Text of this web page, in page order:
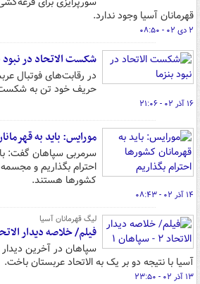
قهرمانان آسیا وجود ندارد.
۲ دی ۰۲ - ۰۸:۵۰
شکست الاتحاد در نبود
در رقابت‌های فوتبال
حریف خود تن به
۱۶ آذر ۰۲ - ۲۱:۰۶
مورایس: باید به
سرمربی سپاهان گفت:
احترام بگذاریم و
کشورها هستند.
۱۴ آذر ۰۲ - ۰۸:۴۳
لیگ قهرمانان آسیا
فیلم/ خلاصه دیدار الاتحاد ۲ -
سپاهان در آخرین
آسیا با نتیجه دو بر یک به الاتحاد عربستان باخت.
۱۳ آذر ۰۲ - ۲۳:۵۰